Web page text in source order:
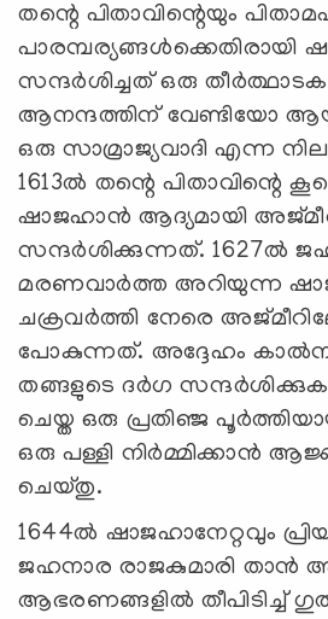
തന്റെ പിതാവിന്റെയും
സന്ദർശിച്ചത് ഒരു
ആനന്ദത്തിന് വേണ്ടിയോ
ഒരു സാമ്രാജ്യവാദി എന്ന
1613ൽ തന്റെ പിതാവിന്റെ
ഷാജഹാൻ ആദ്യമായി
സന്ദർശിക്കുന്നത്. 1627ൽ
മരണവാർത്ത അറിയുന്ന
ചക്രവർത്തി നേരെ
പോകുന്നത്. അദ്ദേഹം
തങ്ങളുടെ ദർഗ
ചെയ്ത ഒരു പ്രതിഞ്ജ
ഒരു പള്ളി നിർമ്മിക്കാൻ
ചെയ്തു.
1644ൽ ഷാജഹാനേറ്റവും
ജഹനാര രാജകുമാരി
ആഭരണങ്ങളിൽ തീപിടിച്ച്